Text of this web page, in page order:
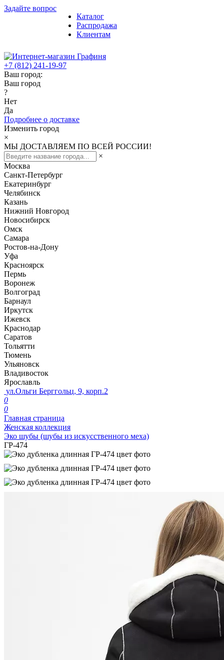
Задайте вопрос
Каталог
Распродажа
Клиентам
+7 (812) 241-19-97
Ваш город:
Ваш город
?
Нет
Да
Подробнее о доставке
Изменить город
×
МЫ ДОСТАВЛЯЕМ ПО ВСЕЙ РОССИИ!
×
Москва
Санкт-Петербург
Екатеринбург
Челябинск
Казань
Нижний Новгород
Новосибирск
Омск
Самара
Ростов-на-Дону
Уфа
Красноярск
Пермь
Воронеж
Волгоград
Барнаул
Иркутск
Ижевск
Краснодар
Саратов
Тольятти
Тюмень
Ульяновск
Владивосток
Ярославль
ул.Ольги Берггольц, 9, корп.2
0
0
Главная страница
Женская коллекция
Эко шубы (шубы из искусственного меха)
ГР-474